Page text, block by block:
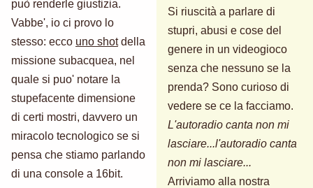
può renderle giustizia.
Vabbe', io ci provo lo
stesso: ecco uno shotdella
missione subacquea, nel
quale si puo' notare la
stupefacente dimensione
di certi mostri, davvero un
miracolo tecnologico se si
pensa che stiamo parlando
di una console a 16bit.
Si riuscità a parlare di
stupri, abusi e cose del
genere in un videogioco
senza che nessuno se la
prenda? Sono curioso di
vedere se ce la facciamo.
L'autoradio canta non mi
lasciare...l'autoradio canta
non mi lasciare...
Arriviamo alla nostra